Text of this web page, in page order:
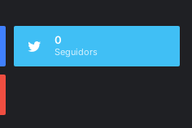
0
Seguidors